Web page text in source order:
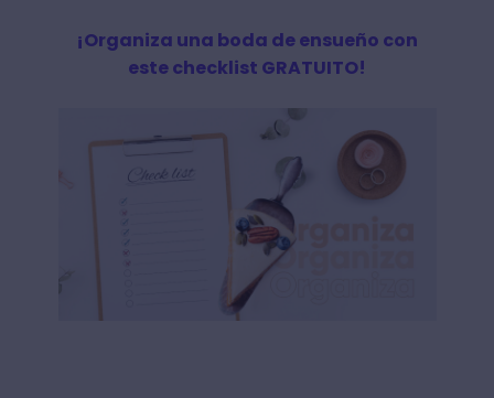
¡Organiza una boda de ensueño con
este checklist GRATUITO!